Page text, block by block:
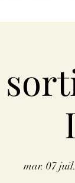
mar. 07 juil.